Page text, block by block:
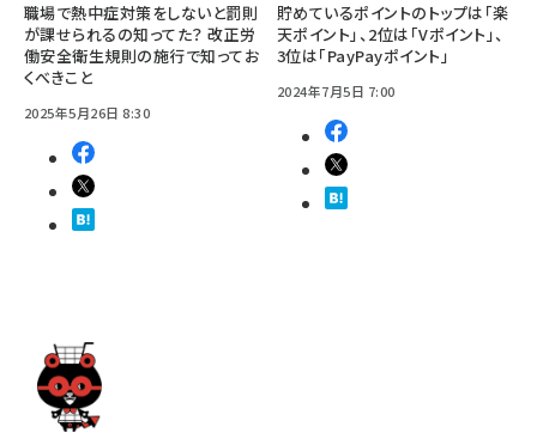
職場で熱中症対策をしないと罰則
が課せられるの知ってた？ 改正労
働安全衛生規則の施行で知ってお
くべきこと
2025年5月26日 8:30
貯めているポイントのトップは「楽
天ポイント」、2位は「Vポイント」、
3位は「PayPayポイント」
2024年7月5日 7:00